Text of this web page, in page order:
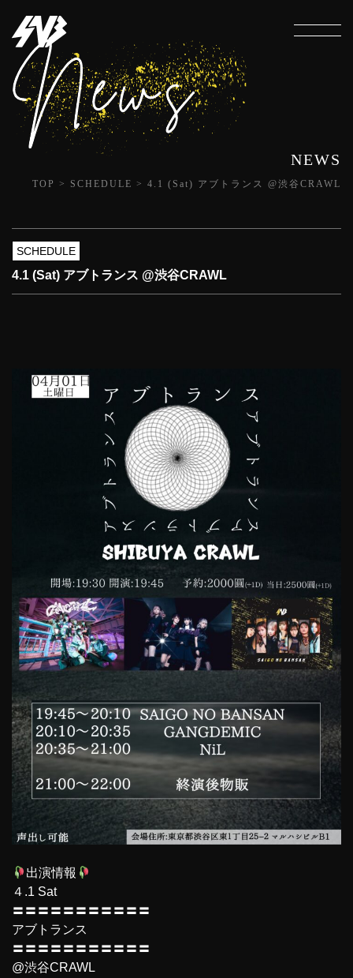
NEWS
TOP > SCHEDULE > 4.1 (Sat) アブトランス @渋谷CRAWL
SCHEDULE
4.1 (Sat) アブトランス @渋谷CRAWL
出演情報
４.1 Sat
〓〓〓〓〓〓〓〓〓〓〓
アブトランス
〓〓〓〓〓〓〓〓〓〓〓
@渋谷CRAWL